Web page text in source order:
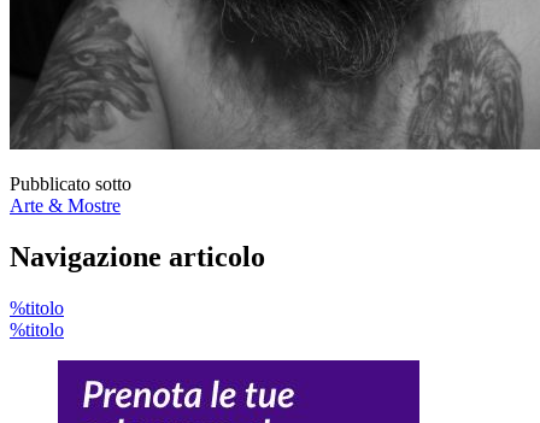
Pubblicato sotto
Arte & Mostre
Navigazione articolo
%titolo
%titolo